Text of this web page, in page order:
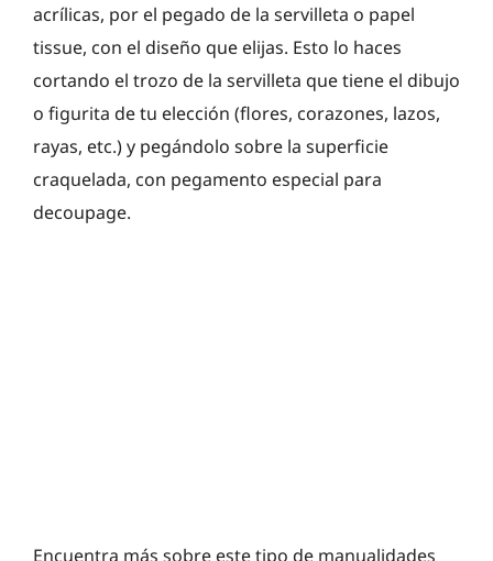
acrílicas, por el pegado de la servilleta o papel
tissue, con el diseño que elijas. Esto lo haces
cortando el trozo de la servilleta que tiene el dibujo
o figurita de tu elección (flores, corazones, lazos,
rayas, etc.) y pegándolo sobre la superficie
craquelada, con pegamento especial para
decoupage.
Encuentra más sobre este tipo de manualidades